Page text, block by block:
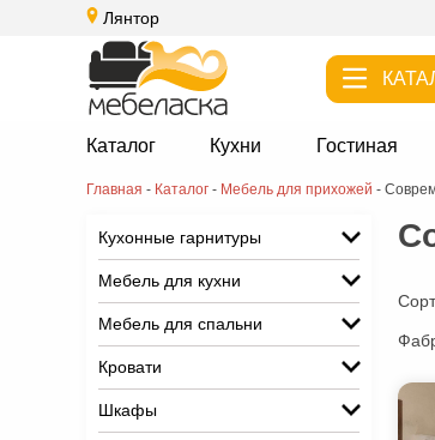
Лянтор
Каталог Кухни Гостиная
Главная - Каталог - Мебель для прихожей -
Кухонные гарнитуры
Мебель для кухни
Мебель для спальни
Кровати
Шкафы